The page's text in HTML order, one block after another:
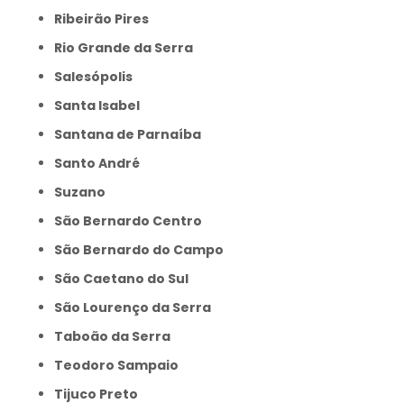
Ribeirão Pires
Rio Grande da Serra
Salesópolis
Santa Isabel
Santana de Parnaíba
Santo André
Suzano
São Bernardo Centro
São Bernardo do Campo
São Caetano do Sul
São Lourenço da Serra
Taboão da Serra
Teodoro Sampaio
Tijuco Preto